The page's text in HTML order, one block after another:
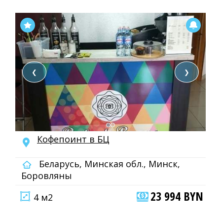
❮ ❯
Кофепоинт в БЦ
Беларусь, Минская обл., Минск,
Боровляны
4 м2
23 994 BYN